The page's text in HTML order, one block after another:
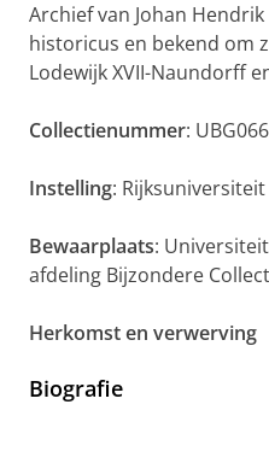
Archief van Johan
historicus en bekend om
Lodewijk XVII-Naundorff
Collectienummer: UBG066
Instelling:
Bewaarplaats:
afdeling Bijzondere
Herkomst en verwerving
Biografie